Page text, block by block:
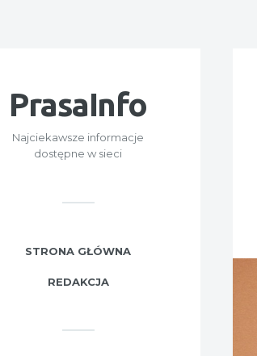
PrasaInfo
Najciekawsze informacje
dostępne w sieci
STRONA GŁÓWNA
REDAKCJA